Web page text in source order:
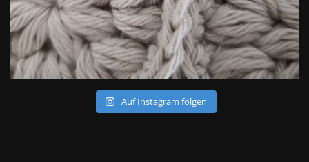
Auf Instagram folgen